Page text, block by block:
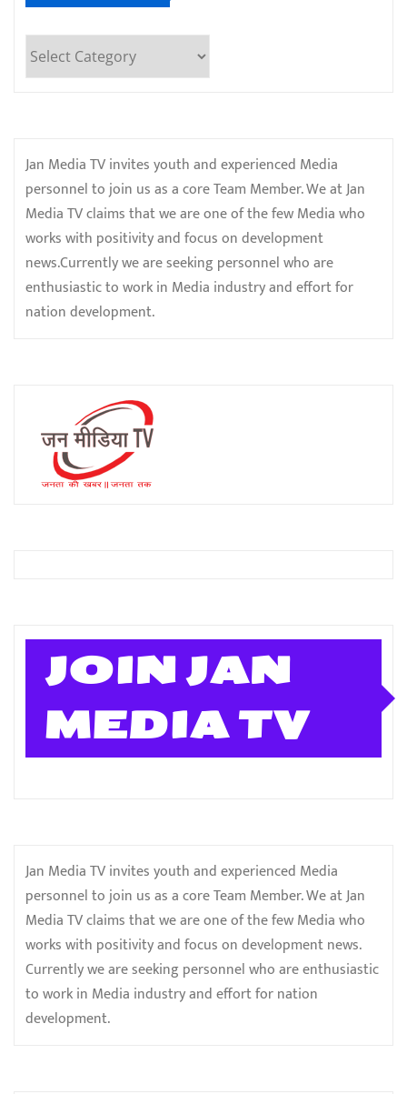
Categories
Jan Media TV invites youth and experienced Media
personnel to join us as a core Team Member. We at Jan
Media TV claims that we are one of the few Media who
works with positivity and focus on development
news.Currently we are seeking personnel who are
enthusiastic to work in Media industry and effort for
nation development.
JOIN JAN
MEDIA TV
Jan Media TV invites youth and experienced Media
personnel to join us as a core Team Member. We at Jan
Media TV claims that we are one of the few Media who
works with positivity and focus on development news.
Currently we are seeking personnel who are enthusiastic
to work in Media industry and effort for nation
development.